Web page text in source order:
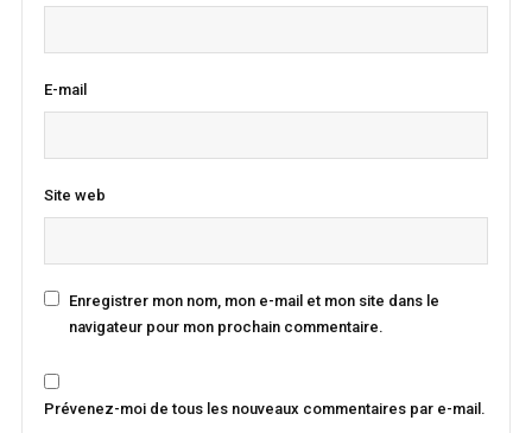
E-mail
Site web
Enregistrer mon nom, mon e-mail et mon site dans le
navigateur pour mon prochain commentaire.
Prévenez-moi de tous les nouveaux commentaires par e-mail.